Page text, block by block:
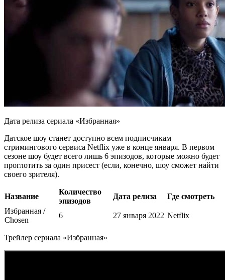
Дата релиза сериала «Избранная»
Датское шоу станет доступно всем подписчикам
стримингового сервиса Netflix уже в конце января. В первом
сезоне шоу будет всего лишь 6 эпизодов, которые можно будет
проглотить за один присест (если, конечно, шоу сможет найти
своего зрителя).
Название
Количество
эпизодов
Дата релиза
Где смотреть
Избранная /
Chosen
6 27 января 2022 Netflix
Трейлер сериала «Избранная»